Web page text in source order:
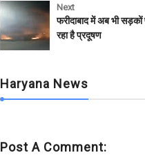
e
b
o
o
k
t
e
r
t
s
A
p
l
l
Next
फरीदाबाद में अब भी सड़कों
रहा है प्रदूषण
Haryana News
Post A Comment: